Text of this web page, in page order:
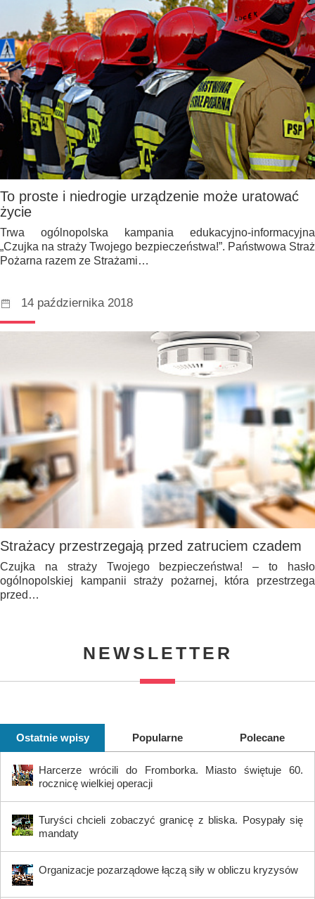
To proste i niedrogie urządzenie może uratować
życie
Trwa ogólnopolska kampania edukacyjno-informacyjna
„Czujka na straży Twojego bezpieczeństwa!”. Państwowa Straż
Pożarna razem ze Strażami…
14 października 2018
Strażacy przestrzegają przed zatruciem czadem
Czujka na straży Twojego bezpieczeństwa! – to hasło
ogólnopolskiej kampanii straży pożarnej, która przestrzega
przed…
NEWSLETTER
Ostatnie wpisy Popularne Polecane
Harcerze wrócili do Fromborka. Miasto świętuje 60.
rocznicę wielkiej operacji
Turyści chcieli zobaczyć granicę z bliska. Posypały się
mandaty
Organizacje pozarządowe łączą siły w obliczu kryzysów